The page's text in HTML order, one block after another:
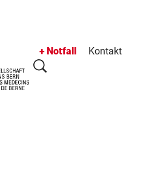
Notfall Kontakt